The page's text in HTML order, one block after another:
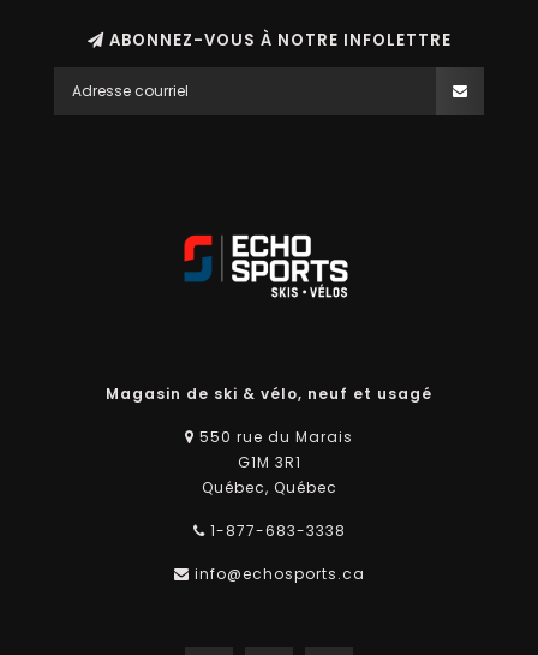
ABONNEZ-VOUS À NOTRE INFOLETTRE
Magasin de ski & vélo, neuf et usagé
550 rue du Marais
G1M 3R1
Québec, Québec
1-877-683-3338
info@echosports.ca